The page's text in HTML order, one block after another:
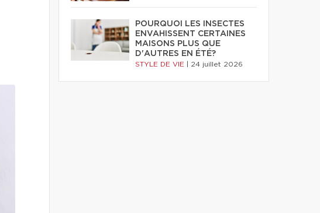
POURQUOI LES INSECTES
ENVAHISSENT CERTAINES
MAISONS PLUS QUE
D'AUTRES EN ÉTÉ?
STYLE DE VIE 24 juillet 2026